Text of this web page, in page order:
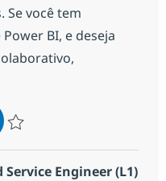
Se você tem
Power BI, e deseja
Intelligence
Engineer (L1)